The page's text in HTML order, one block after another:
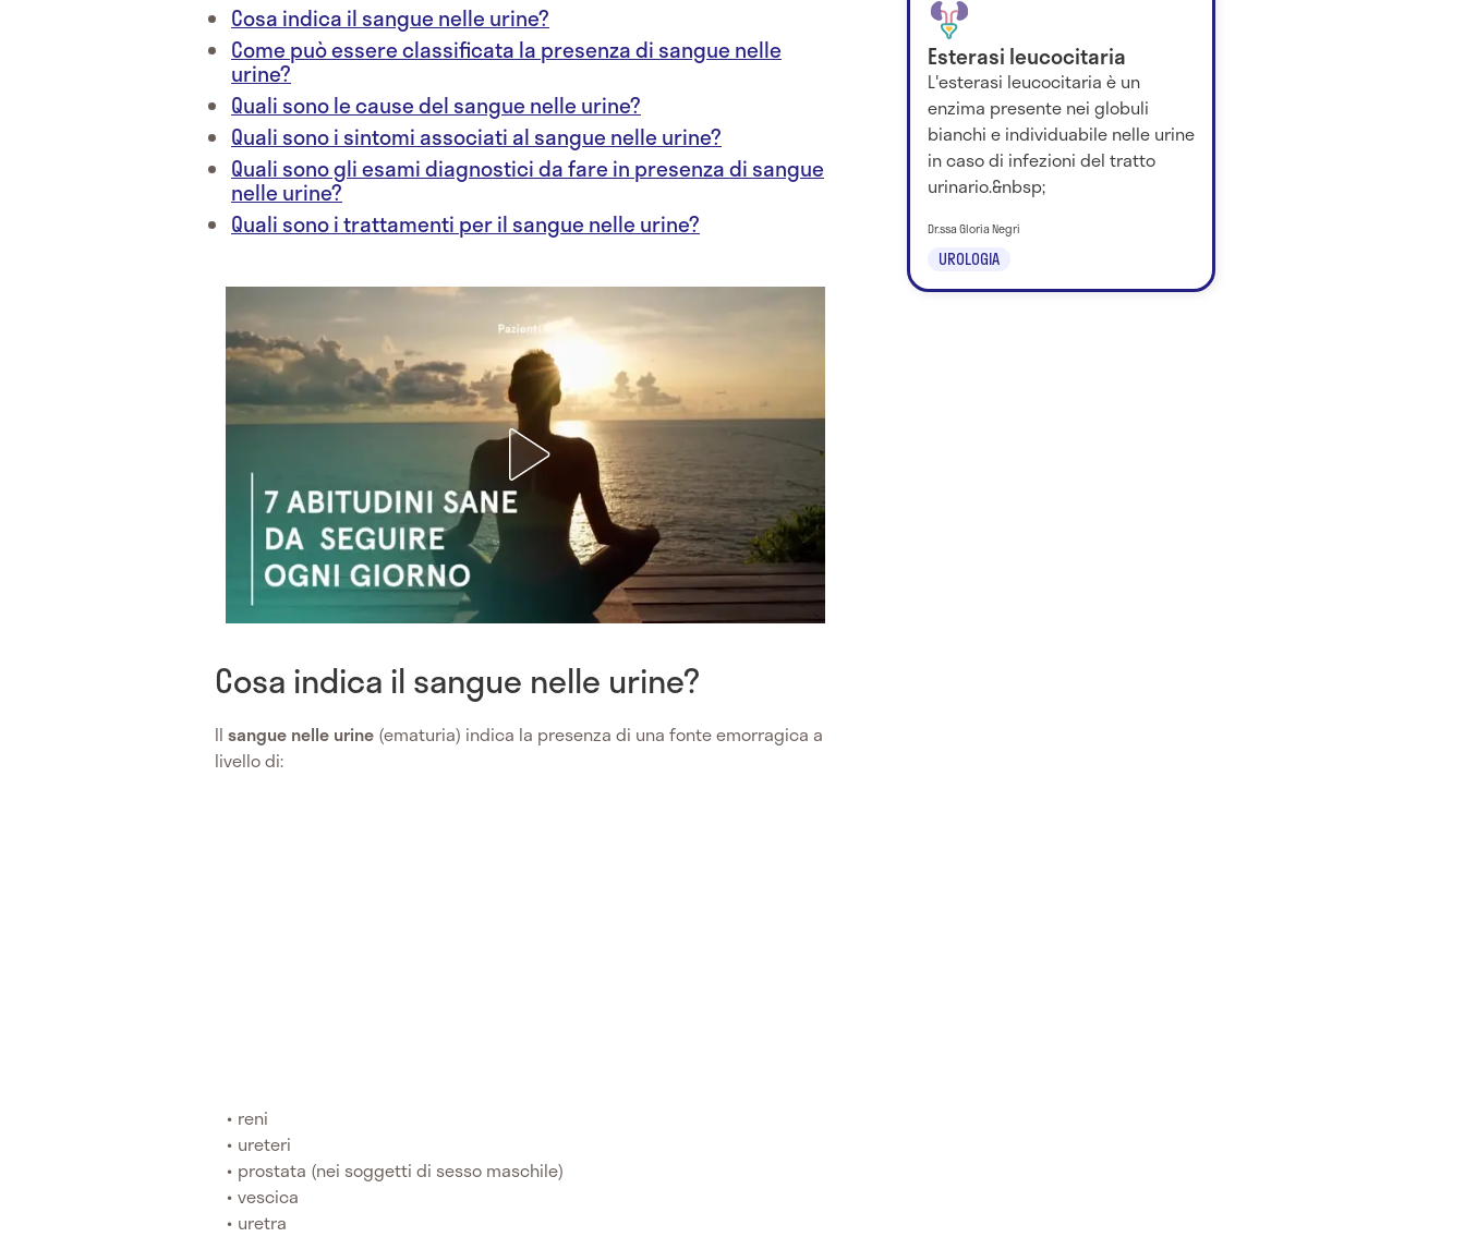
Cosa indica il sangue nelle urine?
Come può essere classificata la presenza di sangue nelle
urine?
Quali sono le cause del sangue nelle urine?
Quali sono i sintomi associati al sangue nelle urine?
Quali sono gli esami diagnostici da fare in presenza di sangue
nelle urine?
Quali sono i trattamenti per il sangue nelle urine?
Cosa indica il sangue nelle urine?
Il sangue nelle urine (ematuria) indica la presenza di una fonte emorragica a
livello di:
reni
ureteri
prostata (nei soggetti di sesso maschile)
vescica
uretra
Esterasi leucocitaria
L'esterasi leucocitaria è un
enzima presente nei globuli
bianchi e individuabile nelle urine
in caso di infezioni del tratto
urinario.&nbsp;
UROLOGIA
Dr.ssa Gloria Negri